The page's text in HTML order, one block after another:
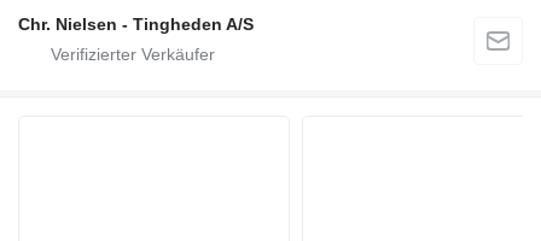
Chr. Nielsen - Tingheden A/S